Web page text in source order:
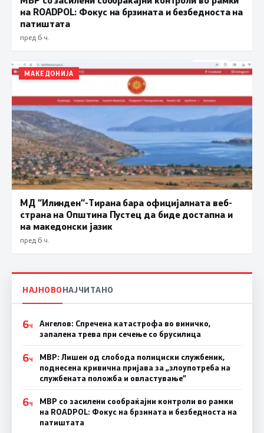
на ROADPOL: Фокус на брзината и безбедноста на
патиштата
пред 6 ч.
МАКЕДОНИЈА
МД “Илинден“-Тирана бара официјалната веб-
страна на Општина Пустец да биде достапна и
на македонски јазик
пред 6 ч.
НАЈНОВОНАЈЧИТАНО
6Ч
Ангелов: Спречена катастрофа во виничко,
запалена трева при сечење со брусилица
6Ч
МВР: Лишен од слобода полициски службеник,
поднесена кривична пријава за „злоупотреба на
службената положба и овластување”
6Ч
МВР со засилени сообраќајни контроли во рамки
на ROADPOL: Фокус на брзината и безбедноста на
патиштата